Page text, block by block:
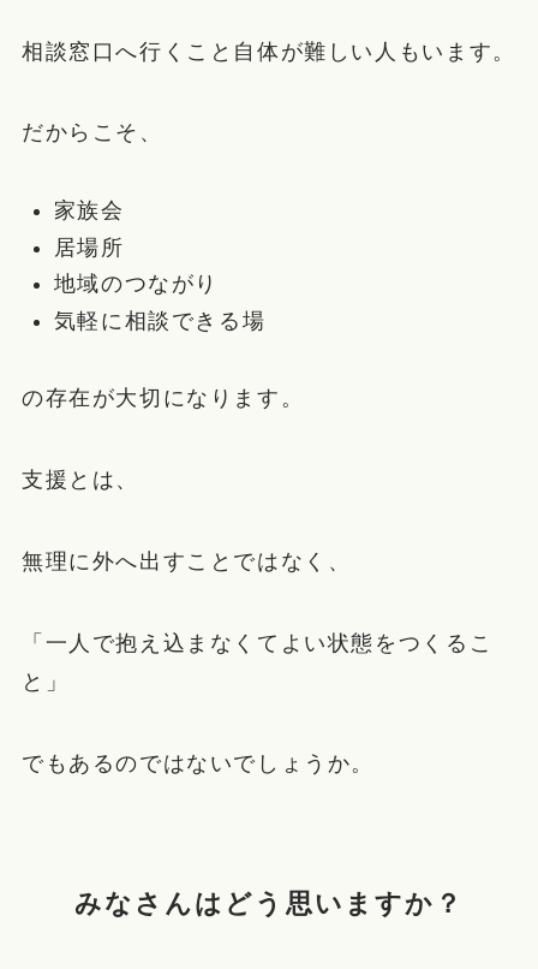
相談窓口へ行くこと自体が難しい人もいます。
だからこそ、
家族会
居場所
地域のつながり
気軽に相談できる場
の存在が大切になります。
支援とは、
無理に外へ出すことではなく、
「一人で抱え込まなくてよい状態をつくるこ
と」
でもあるのではないでしょうか。
みなさんはどう思いますか？